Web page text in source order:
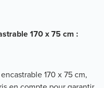
170 x 75 cm :
170 x 75 cm,